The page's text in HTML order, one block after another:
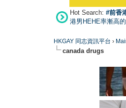
Hot Search: #前香
港男HEHE率漸高
HKGAY 同志資訊平台 ›
canada drugs